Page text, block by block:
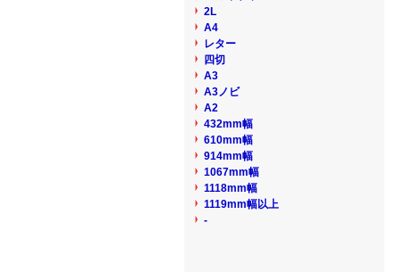
2L
A4
レター
四切
A3
A3ノビ
A2
432mm幅
610mm幅
914mm幅
1067mm幅
1118mm幅
1119mm幅以上
-